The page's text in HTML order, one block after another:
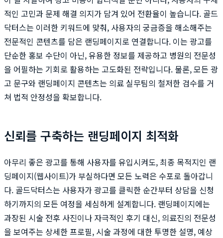
적인 고민과 문제 해결 의지가 담겨 있어 전환율이 높습니다. 골드
닥터스는 이러한 키워드에 맞춰, 사용자의 궁금증을 해소해주는
전문적인 콘텐츠를 담은 랜딩페이지로 연결합니다. 이는 광고를
단순한 홍보 수단이 아닌, 유용한 정보를 제공하고 병원의 전문성
을 어필하는 기회로 활용하는 고도화된 전략입니다. 물론, 모든 광
고 문구와 랜딩페이지 콘텐츠는 의료 실무팀의 철저한 검수를 거
쳐 법적 안정성을 확보합니다.
신뢰를 구축하는 랜딩페이지 최적화
아무리 좋은 광고를 통해 사용자를 유입시켜도, 최종 목적지인 랜
딩페이지(웹사이트)가 부실하다면 모든 노력은 수포로 돌아갑니
다. 골드닥터스는 사용자가 광고를 클릭한 순간부터 상담을 신청
하기까지의 모든 여정을 세심하게 설계합니다. 랜딩페이지에는
과장된 시술 전후 사진이나 자극적인 후기 대신, 의료진의 전문성
을 보여주는 상세한 프로필, 시술 과정에 대한 투명한 설명, 예상